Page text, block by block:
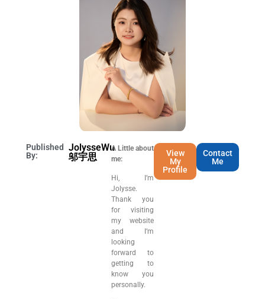
Published
By:
JolysseWu
邬宇思
A Little about
me:
Hi, I’m
Jolysse.
Thank you
for visiting
my website
and I’m
looking
forward to
getting to
know you
personally.
View
My
Profile
Contact
Me